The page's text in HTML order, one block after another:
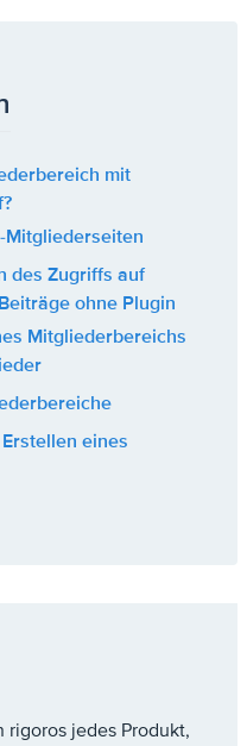
mit
Mitgliederseiten
des Zugriffs auf
ohne Plugin
Mitgliederbereichs
eines
jedes Produkt,